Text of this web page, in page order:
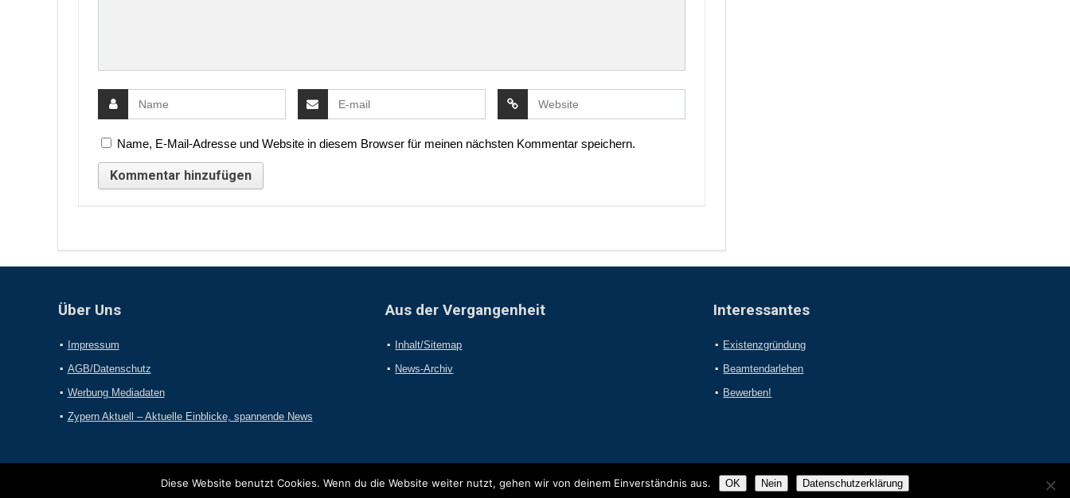
Name, E-Mail-Adresse und Website in diesem Browser für meinen nächsten Kommentar speichern.
Über Uns
Impressum
AGB/Datenschutz
Werbung Mediadaten
Zypern Aktuell – Aktuelle Einblicke, spannende News
Aus der Vergangenheit
Inhalt/Sitemap
News-Archiv
Interessantes
Existenzgründung
Beamtendarlehen
Bewerben!
2017 Online-Presseportal.com. Alle Rechte vorbehalten.
Diese Website benutzt Cookies. Wenn du die Website weiter nutzt, gehen wir von deinem Einverständnis aus. OK Nein Datenschutzerklärung